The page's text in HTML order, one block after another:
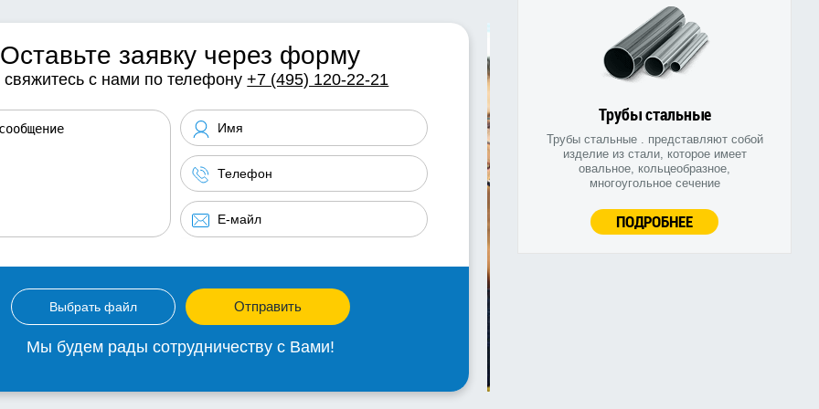
Трубы стальные
Трубы стальные . представляют собой
изделие из стали, которое имеет
овальное, кольцеобразное,
многоугольное сечение
ПОДРОБНЕЕ
Оставьте заявку через форму
свяжитесь с нами по телефону+7 (495) 120-22-21
Выбрать файл Отправить
Мы будем рады сотрудничеству с Вами!